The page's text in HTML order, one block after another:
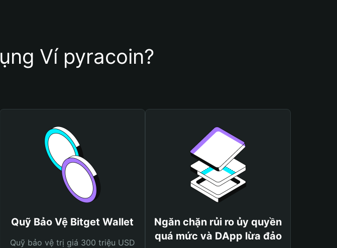
Ví pyracoin?
Quỹ Bảo Vệ Bitget Wallet
Quỹ bảo vệ trị giá 300 triệu USD
Ngăn chặn rủi ro ủy quyền
quá mức và DApp lừa đảo